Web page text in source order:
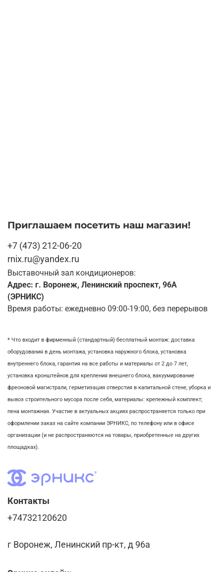
Приглашаем посетить наш магазин!
+7 (473) 212-06-20
rnix.ru@yandex.ru
Выставочный зал кондиционеров:
Адрес: г. Воронеж, Ленинский проспект, 96А
(ЭРНИКС)
Время работы: ежедневно 09:00-19:00, без перерывов
* Что входит в фирменный (стандартный) бесплатный монтаж: доставка
оборудования в день монтажа, установка наружного блока, установка
внутреннего блока, гарантия на все работы и материалы от 2 до 7 лет,
установка кронштейнов для крепления внешнего блока, вакуумирование
фреоновой магистрали, герметизация отверстия в капитальной стене, уборка и
вывоз строительного мусора после себя, материалы: крепежный комплект;
пена монтажная. Участие в актуальных акциях распространяется только при
оформлении заказ на сайте компании ЭРНИКС, по телефону или в офисе
организации (и не распространяются на товары, приобретенные на других
площадках).
Контакты
+74732120620
г Воронеж, Ленинский пр-кт, д 96а